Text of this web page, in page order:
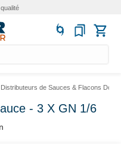
Distributeurs de Sauces & Flacons
- 3 X GN 1/6